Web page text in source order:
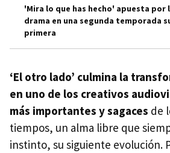
'Mira lo que has hecho' apuesta por
drama en una segunda temporada
primera
‘El otro lado’ culmina la
en uno de los creativos
más importantes y sagaces de
tiempos, un alma libre que
instinto, su siguiente evolución.